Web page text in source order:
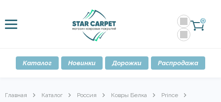
0
Каталог Новинки Дорожки Распродажа
Главная Каталог Россия Ковры Белка
Prince